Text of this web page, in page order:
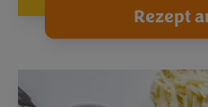
Rezept